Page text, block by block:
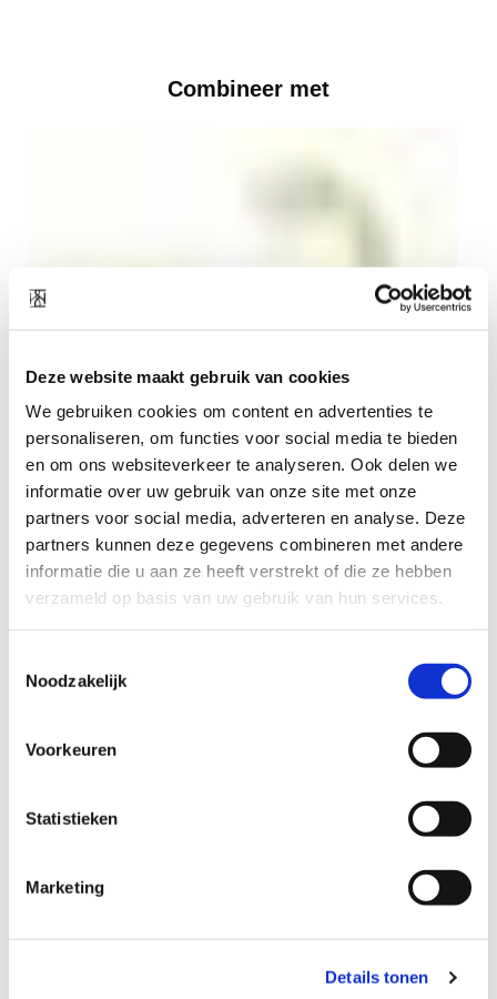
Deze website maakt gebruik van cookies
We gebruiken cookies om content en advertenties te
personaliseren, om functies voor social media te bieden
en om ons websiteverkeer te analyseren. Ook delen we
informatie over uw gebruik van onze site met onze
partners voor social media, adverteren en analyse. Deze
partners kunnen deze gegevens combineren met andere
informatie die u aan ze heeft verstrekt of die ze hebben
verzameld op basis van uw gebruik van hun services.
Noodzakelijk
Voorkeuren
Statistieken
Marketing
Details tonen
Combineer met
Melt armband verguld
69EUR